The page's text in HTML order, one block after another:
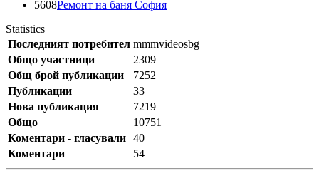
5608Ремонт на баня София
Statistics
Последният потребител mmmvideosbg
Общо участници
2309
Общ брой публикации
7252
Публикации
33
Нова публикация
7219
Общо
10751
Коментари - гласували 40
Коментари
54